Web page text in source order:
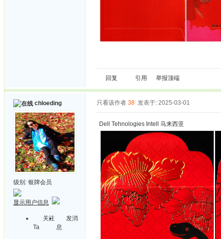
回复 引用 举报顶端
chloeding
级别: 银牌会员
显示用户信息
关注
Ta
发消
息
只看该作者 38 发表于: 2025-03-01
Dell Tehnologies Intell 马来西亚